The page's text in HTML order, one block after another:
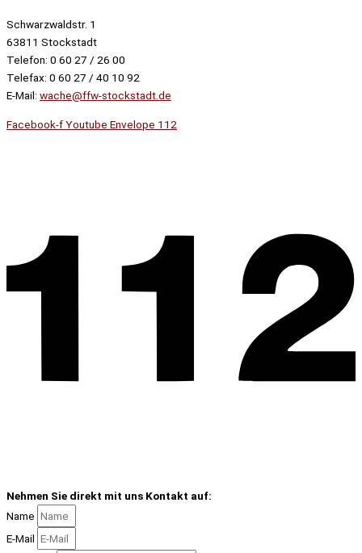
Schwarzwaldstr. 1
63811 Stockstadt
Telefon: 0 60 27 / 26 00
Telefax: 0 60 27 / 40 10 92
E-Mail: wache@ffw-stockstadt.de
Facebook-fYoutube Envelope 112
Nehmen Sie direkt mit uns Kontakt auf:
Name
E-Mail